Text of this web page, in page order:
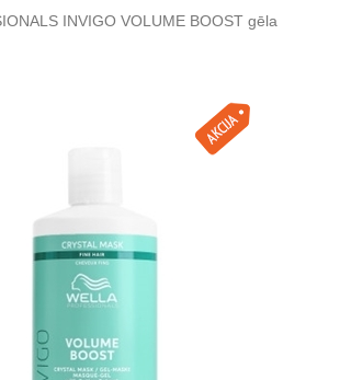
INVIGO VOLUME BOOST gēla